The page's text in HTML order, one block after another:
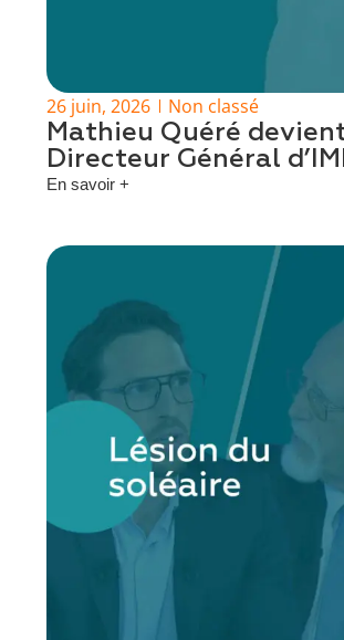
26 juin, 2026 Non classé
Mathieu Quéré
Directeur Général
En savoir +